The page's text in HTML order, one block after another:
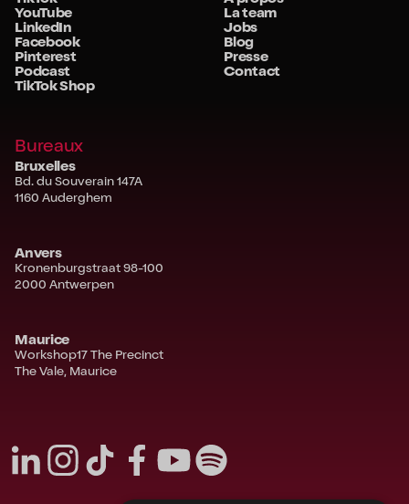
YouTube
LinkedIn
Facebook
Pinterest
Podcast
TikTok Shop
La team
Jobs
Blog
Presse
Contact
Bureaux
Bruxelles
Bd. du Souverain 147A
1160 Auderghem
Anvers
Kronenburgstraat 98-100
2000 Antwerpen
Maurice
Workshop17 The Precinct
The Vale, Maurice